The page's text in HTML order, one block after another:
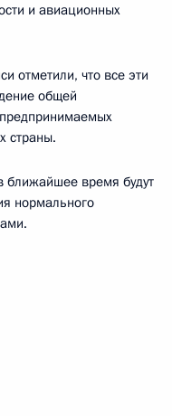
и авиационных
отметили, что все эти
общей
страны.
время будут
нормального